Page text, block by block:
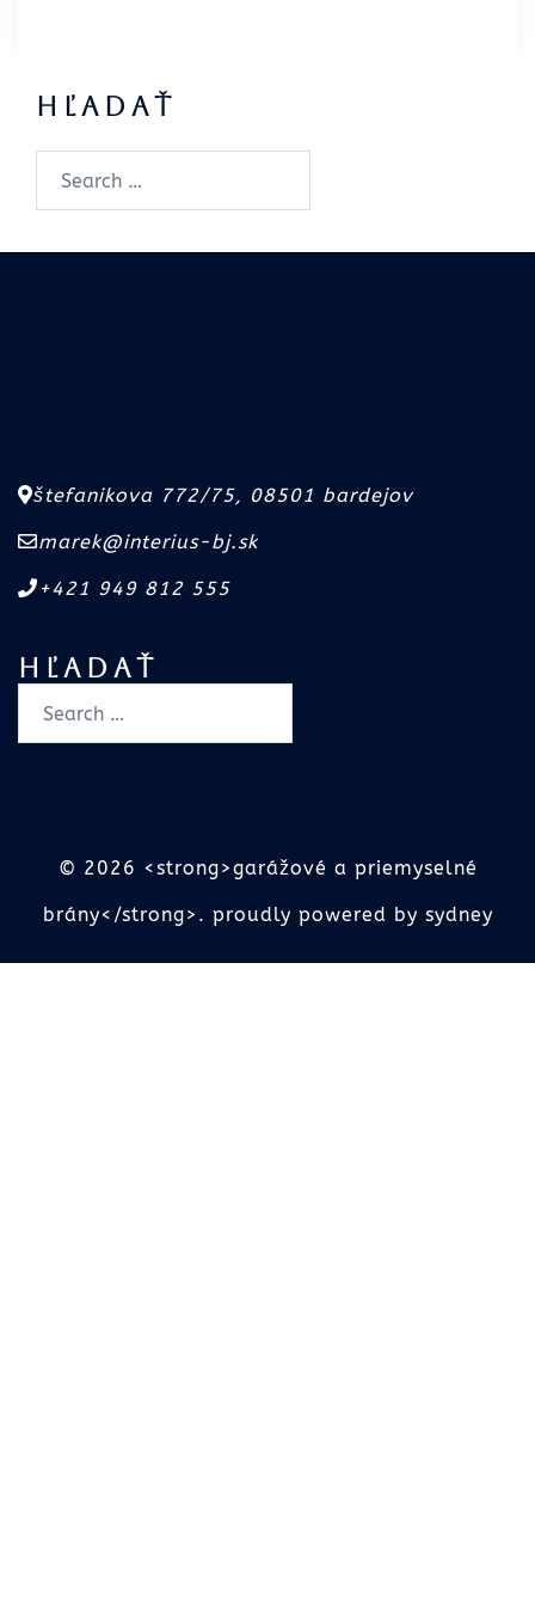
Hľadať
štefanikova 772/75, 08501 bardejov
marek@interius-bj.sk
+421 949 812 555
HĽADAŤ
© 2026 <strong>garážové a priemyselné
brány</strong>. proudly powered by sydney